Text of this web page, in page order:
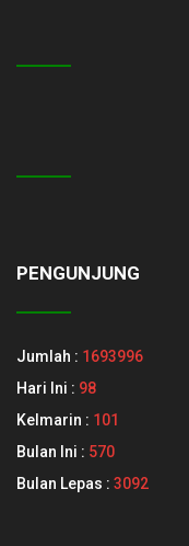
PENGUNJUNG
Jumlah : 1693996
Hari Ini : 98
Kelmarin : 101
Bulan Ini : 570
Bulan Lepas : 3092